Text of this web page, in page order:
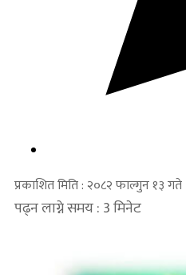
प्रकाशित मिति : २०८२ फाल्गुन १३ गते
पढ्न लाग्ने समय : 3 मिनेट